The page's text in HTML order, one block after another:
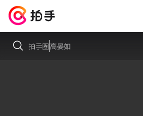
拍手圈高晏如